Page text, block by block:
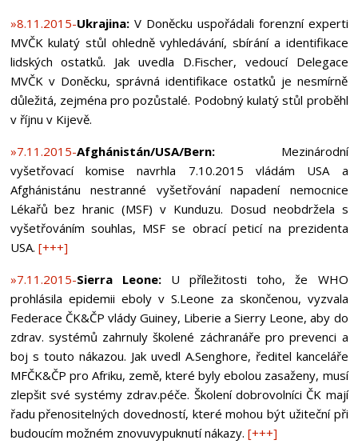
»8.11.2015-Ukrajina: V Doněcku uspořádali forenzní experti
MVČK kulatý stůl ohledně vyhledávání, sbírání a identifikace
lidských ostatků. Jak uvedla D.Fischer, vedoucí Delegace
MVČK v Doněcku, správná identifikace ostatků je nesmírně
důležitá, zejména pro pozůstalé. Podobný kulatý stůl proběhl
v říjnu v Kijevě.
»7.11.2015-Afghánistán/USA/Bern: Mezinárodní
vyšetřovací komise navrhla 7.10.2015 vládám USA a
Afghánistánu nestranné vyšetřování napadení nemocnice
Lékařů bez hranic (MSF) v Kunduzu. Dosud neobdržela s
vyšetřováním souhlas, MSF se obrací peticí na prezidenta
USA. [+++]
»7.11.2015-Sierra Leone: U příležitosti toho, že WHO
prohlásila epidemii eboly v S.Leone za skončenou, vyzvala
Federace ČK&ČP vlády Guiney, Liberie a Sierry Leone, aby do
zdrav. systémů zahrnuly školené záchranáře pro prevenci a
boj s touto nákazou. Jak uvedl A.Senghore, ředitel kanceláře
MFČK&ČP pro Afriku, země, které byly ebolou zasaženy, musí
zlepšit své systémy zdrav.péče. Školení dobrovolníci ČK mají
řadu přenositelných dovedností, které mohou být užiteční při
budoucím možném znovuvypuknutí nákazy. [+++]